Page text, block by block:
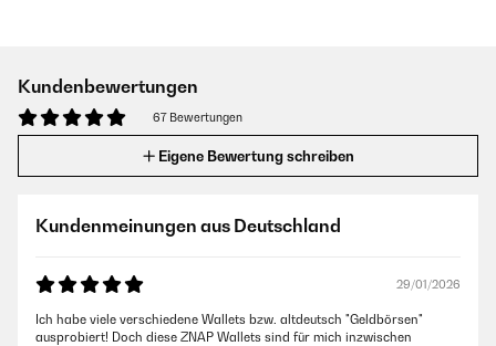
Kundenbewertungen
67 Bewertungen
Eigene Bewertung schreiben
Kundenmeinungen aus Deutschland
29/01/2026
Ich habe viele verschiedene Wallets bzw. altdeutsch "Geldbörsen"
ausprobiert! Doch diese ZNAP Wallets sind für mich inzwischen